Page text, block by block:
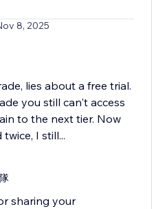
8, 2025
lies about a free trial.
you still can't access
to the next tier. Now
I still...
sharing your